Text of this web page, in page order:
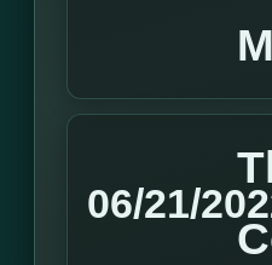
06/21/